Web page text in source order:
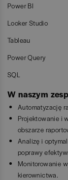
Power BI
Looker Studio
Tableau
Power Query
SQL
W naszym
Automatyzację
Projektowanie i
obszarze
Analizę i
poprawy
Monitorowanie
kierownictwa.